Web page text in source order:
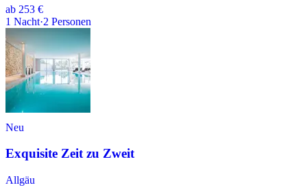
ab 253 €
1 Nacht·2 Personen
Neu
Exquisite Zeit zu Zweit
Allgäu